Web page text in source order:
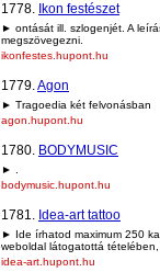
1778. Ikon festészet
► ontását ill. szlogenjét. A
megszövegezni.
ikonfestes.hupont.hu
1779.Agon
► Tragoedia két felvonásban
agon.hupont.hu
1780. BODYMUSIC
► .
bodymusic.hupont.hu
1781. Idea-art tattoo
► Ide írhatod maximum 250
weboldal látogatottá
idea-art.hupont.hu